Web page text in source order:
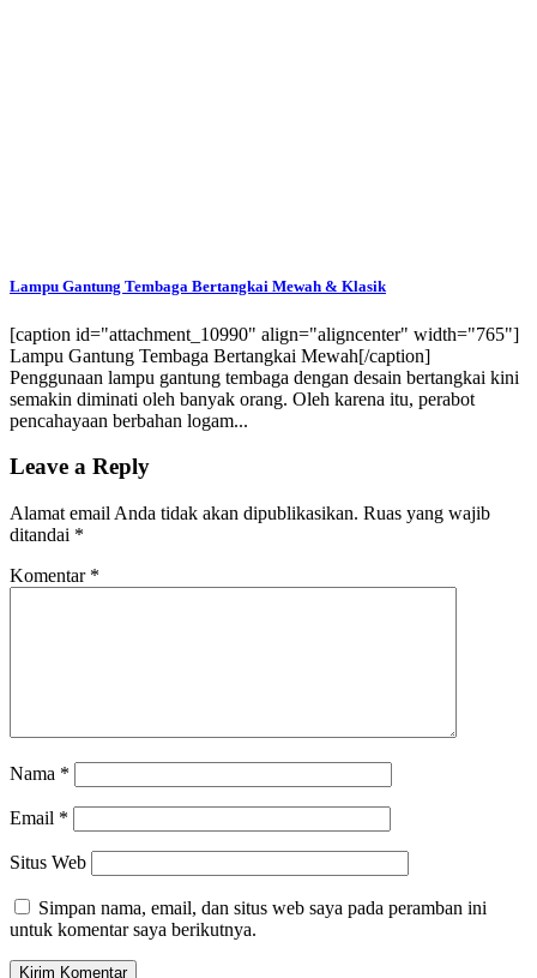
Lampu Gantung Tembaga Bertangkai Mewah & Klasik
[caption id="attachment_10990" align="aligncenter" width="765"]
Lampu Gantung Tembaga Bertangkai Mewah[/caption]
Penggunaan lampu gantung tembaga dengan desain bertangkai kini
semakin diminati oleh banyak orang. Oleh karena itu, perabot
pencahayaan berbahan logam...
Leave a Reply
Alamat email Anda tidak akan dipublikasikan. Ruas yang wajib
ditandai *
Komentar *
Nama *
Email *
Situs Web
Simpan nama, email, dan situs web saya pada peramban ini
untuk komentar saya berikutnya.